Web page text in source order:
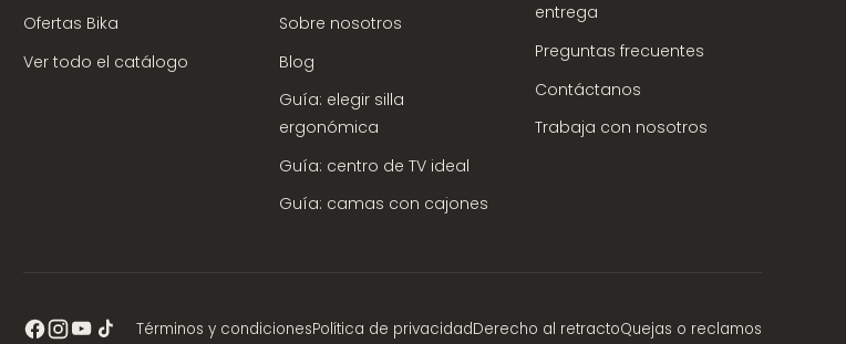
Ofertas Bika
Ver todo el catálogo
Sobre nosotros
Blog
Guía: elegir silla
ergonómica
Guía: centro de TV ideal
Guía: camas con cajones
entrega
Preguntas frecuentes
Contáctanos
Trabaja con nosotros
Términos y condicionesPolítica de privacidadDerecho al retractoQuejas o reclamos